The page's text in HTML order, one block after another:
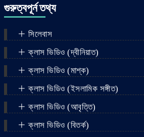
গুরুত্বপূর্ন তথ্য
সিলেবাস
ক্লাস ভিডিও (দ্বীনিয়াত)
ক্লাস ভিডিও (মাশ্‌ক)
ক্লাস ভিডিও (ইসলামিক সঙ্গীত)
ক্লাস ভিডিও (আবৃত্তি)
ক্লাস ভিডিও (বিতর্ক)